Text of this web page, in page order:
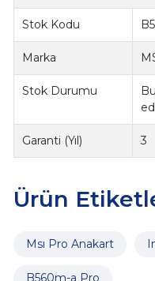
Stok Kodu
Marka
Stok Durumu
Garanti (Yıl) 3
Ürün
Msı Pro Anakart
B560m-a Pro